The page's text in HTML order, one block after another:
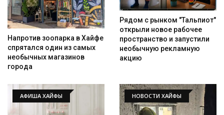
Напротив зоопарка в Хайфе
спрятался один из самых
необычных магазинов
города
Рядом с рынком "Тальпиот"
открыли новое рабочее
пространство и запустили
необычную рекламную
акцию
АФИША ХАЙФЫ НОВОСТИ ХАЙФЫ